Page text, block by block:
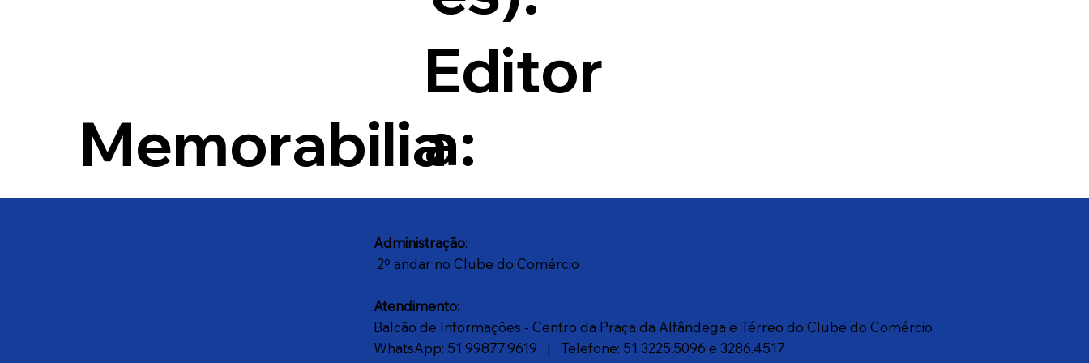
Memorabilia
Editor
a:
Administração:
2º andar no Clube do Comércio
Atendimento:
Balcão de Informações - Centro da Praça da Alfândega e Térreo do Clube do Comércio
WhatsApp: 51 99877.9619
| Telefone: 51 3225.5096 e 3286.4517